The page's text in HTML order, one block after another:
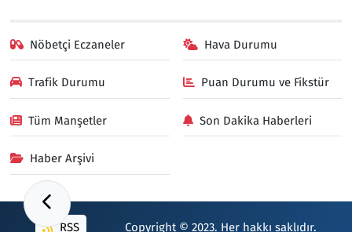
Nöbetçi Eczaneler Hava Durumu
Trafik Durumu Puan Durumu ve Fikstür
Tüm Manşetler Son Dakika Haberleri
Haber Arşivi
RSS Copyright © 2023. Her hakkı saklıdır.